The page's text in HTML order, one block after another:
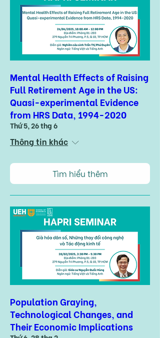
Mental Health Effects of Raising
Full Retirement Age in the US:
Quasi-experimental Evidence
from HRS Data, 1994-2020
Thứ 5, 26 thg 6
Thông tin khác
Tìm hiểu thêm
Population Graying,
Technological Changes, and
Their Economic Implications